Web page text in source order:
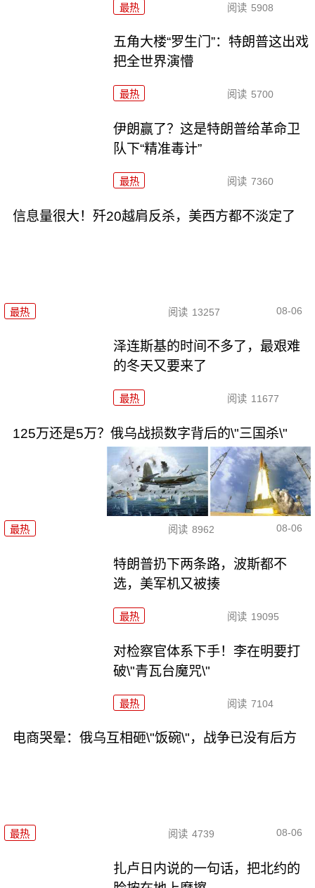
最热 阅读 5908
五角大楼“罗生门”：特朗普这出戏
把全世界演懵
最热 阅读 5700
伊朗赢了？这是特朗普给革命卫
队下“精准毒计”
最热 阅读 7360
信息量很大！歼20越肩反杀，美西方都不淡定了
最热 阅读 13257 08-06
泽连斯基的时间不多了，最艰难
的冬天又要来了
最热 阅读 11677
125万还是5万？俄乌战损数字背后的\"三国杀\"
最热 阅读 8962 08-06
特朗普扔下两条路，波斯都不
选，美军机又被揍
最热 阅读 19095
对检察官体系下手！李在明要打
破\"青瓦台魔咒\"
最热 阅读 7104
电商哭晕：俄乌互相砸\"饭碗\"，战争已没有后方
最热 阅读 4739 08-06
扎卢日内说的一句话，把北约的